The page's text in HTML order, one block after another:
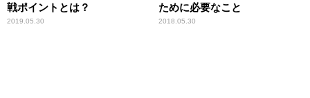
戦ポイントとは？
2019.05.30
ために必要なこと
2018.05.30